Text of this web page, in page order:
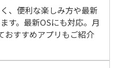
、便利な楽しみ方や最新
す。最新OSにも対応。月
おすすめアプリもご紹介